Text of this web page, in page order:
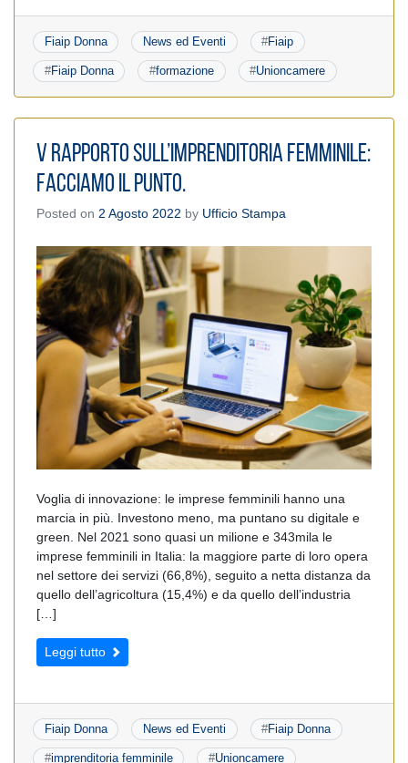
Fiaip Donna News ed Eventi #Fiaip
#Fiaip Donna #formazione #Unioncamere
V Rapporto sull’imprenditoria femminile:
facciamo il punto.
Posted on 2 Agosto 2022 by Ufficio Stampa
Voglia di innovazione: le imprese femminili hanno una
marcia in più. Investono meno, ma puntano su digitale e
green. Nel 2021 sono quasi un milione e 343mila le
imprese femminili in Italia: la maggiore parte di loro opera
nel settore dei servizi (66,8%), seguito a netta distanza da
quello dell’agricoltura (15,4%) e da quello dell’industria
[…]
Leggi tutto
Fiaip Donna News ed Eventi #Fiaip Donna
#imprenditoria femminile #Unioncamere